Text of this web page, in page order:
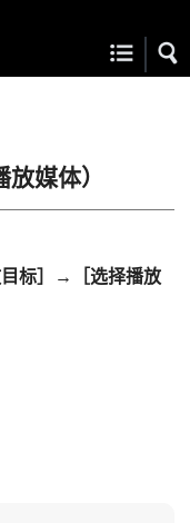
放媒体）
标］ →
［选择播放